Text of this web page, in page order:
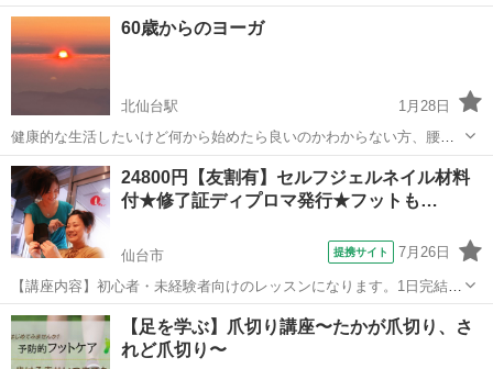
もサロンワークをしています。 セルフネイルのコツを知りたい方、や
ってみたいけど何から始めればいいかわからない方、お気軽にご相談
ください◎ ・レッスン内容…ケア...
宮城 仙台市 仙台駅 ネイル
60歳からのヨーガ
北仙台駅
1月28日
健康的な生活したいけど何から始めたら良いのかわからない方、腰や
股関節や膝が何となく痛い時があるけどこのままで良いのかわからな
い方、自分の身体のメンテナンス方を学びつつ、健康維持したい方向
けのヨーガです。じっくりウォーミングア...
宮城 仙台市 北仙台駅 ネイル
24800円【友割有】セルフジェルネイル材料
付★修了証ディプロマ発行★フットも…
仙台市 提携サイト 7月26日
【講座内容】初心者・未経験者向けのレッスンになります。1日完結3
時間！ご自宅で気軽にセルフジェルネイルが楽しめるようになるレッ
スンです。デザインは特に指定が無ければ、未経験・初心者の方でも
簡単なラメグラデーションを予定。オフ...
宮城 仙台市 ネイル
【足を学ぶ】爪切り講座〜たかが爪切り、さ
れど爪切り〜